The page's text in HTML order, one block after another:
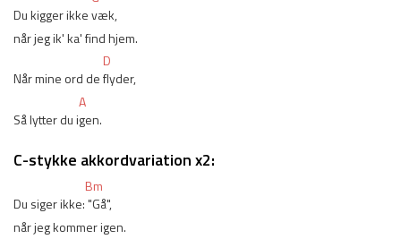
Du kigger ikke væk,
når jeg ik' ka' find hjem.
D
Når mine ord de flyder,
A
Så lytter du igen.
C-stykke akkordvariation x2:
Bm
Du siger ikke: "Gå",
når jeg kommer igen.